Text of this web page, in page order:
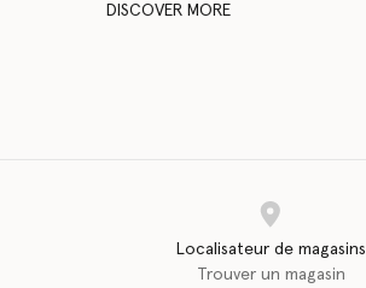
DISCOVER MORE
Localisateur de magasins
Trouver un magasin